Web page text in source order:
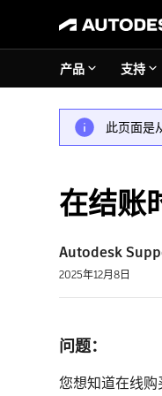
产品 支持
此页面是
在结账
Autodesk
2025年12月8日
问题：
您想知道在线购